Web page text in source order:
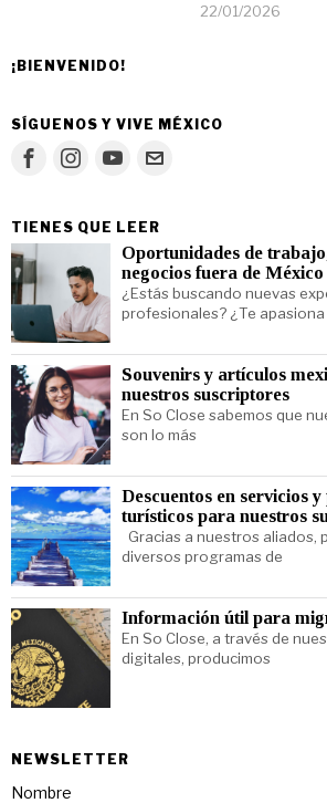
22/01/2026
¡BIENVENIDO!
SÍGUENOS Y VIVE MÉXICO
TIENES QUE LEER
Oportunidades de
negocios fuera de México
¿Estás buscando nuevas
profesionales? ¿Te apasiona
Souvenirs y artículos
nuestros suscriptores
En So Close sabemos que
son lo más
Descuentos en servicios
turísticos para nuestros
Gracias a nuestros aliados,
diversos programas de
Información útil para
En So Close, a través de
digitales, producimos
NEWSLETTER
Nombre